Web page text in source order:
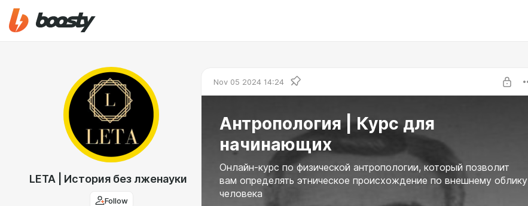
LETA | История без лженауки
Follow
Nov 05 2024 14:24
Антропология | Курс для
начинающих
Онлайн-курс по физической антропологии, который позволит
вам определять этническое происхождение по внешнему облику
человека